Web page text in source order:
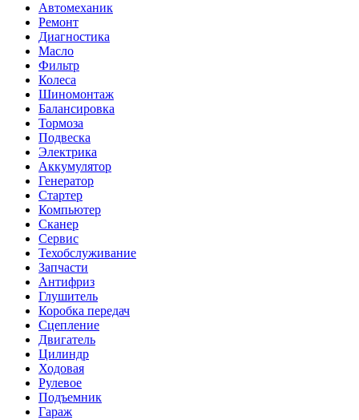
Автомеханик
Ремонт
Диагностика
Масло
Фильтр
Колеса
Шиномонтаж
Балансировка
Тормоза
Подвеска
Электрика
Аккумулятор
Генератор
Стартер
Компьютер
Сканер
Сервис
Техобслуживание
Запчасти
Антифриз
Глушитель
Коробка передач
Сцепление
Двигатель
Цилиндр
Ходовая
Рулевое
Подъемник
Гараж